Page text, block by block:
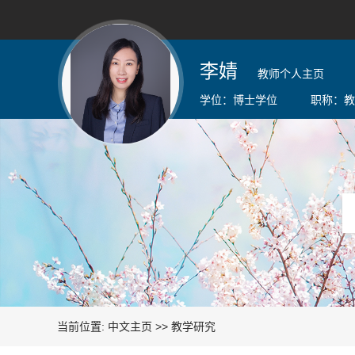
李婧 教师个人主页
学位： 博士学位 职称：
当前位置: 中文主页 >> 教学研究